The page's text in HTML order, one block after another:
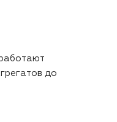
до